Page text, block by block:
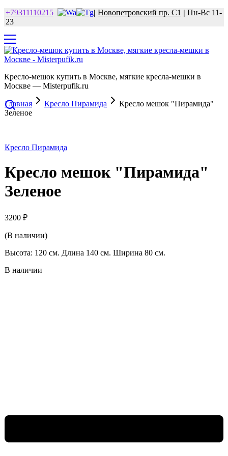
+79311110215 | Новопетровский пр. С1 | Пн-Вс 11-
23
Кресло-мешок купить в Москве, мягкие кресла-мешки в
Москве — Misterpufik.ru
Главная Кресло Пирамида
Кресло мешок "Пирамида"
Зеленое
Кресло Пирамида
Кресло мешок "Пирамида"
Зеленое
3200 ₽
(В наличии)
Высота: 120 см. Длина 140 см. Ширина 80 см.
В наличии